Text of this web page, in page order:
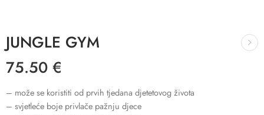
JUNGLE GYM
75.50 €
– može se koristiti od prvih tjedana djetetovog života
– svjetleće boje privlače pažnju djece